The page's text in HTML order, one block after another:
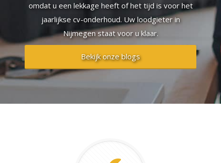
omdat u een lekkage heeft of het tijd is voor het
jaarlijkse cv-onderhoud. Uw loodgieter in
Nijmegen staat voor u klaar.
Bekijk onze blogs